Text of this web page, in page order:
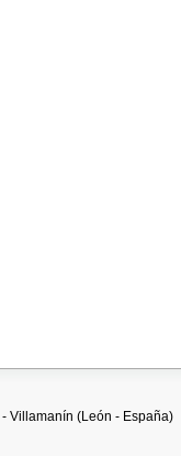
Villamanín (León - España)